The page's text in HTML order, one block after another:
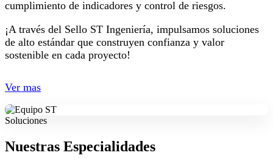
cumplimiento de indicadores y control de riesgos.
¡A través del Sello ST Ingeniería, impulsamos soluciones
de alto estándar que construyen confianza y valor
sostenible en cada proyecto!
Ver mas
Soluciones
Nuestras Especialidades